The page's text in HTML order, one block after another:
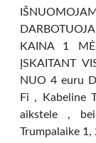
KAINA 1
ĮSKAITANT
NUO 4 euru
Fi , Kabeline
aikstele ,
Trumpalaike